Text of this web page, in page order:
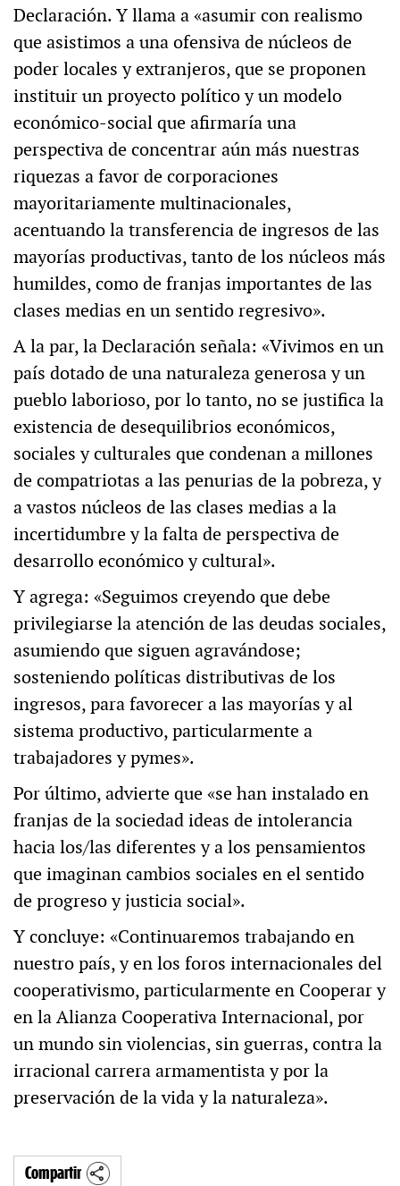
Declaración. Y llama a «asumir con realismo
que asistimos a una ofensiva de núcleos de
poder locales y extranjeros, que se proponen
instituir un proyecto político y un modelo
económico-social que afirmaría una
perspectiva de concentrar aún más nuestras
riquezas a favor de corporaciones
mayoritariamente multinacionales,
acentuando la transferencia de ingresos de las
mayorías productivas, tanto de los núcleos más
humildes, como de franjas importantes de las
clases medias en un sentido regresivo».
A la par, la Declaración señala: «Vivimos en un
país dotado de una naturaleza generosa y un
pueblo laborioso, por lo tanto, no se justifica la
existencia de desequilibrios económicos,
sociales y culturales que condenan a millones
de compatriotas a las penurias de la pobreza, y
a vastos núcleos de las clases medias a la
incertidumbre y la falta de perspectiva de
desarrollo económico y cultural».
Y agrega: «Seguimos creyendo que debe
privilegiarse la atención de las deudas sociales,
asumiendo que siguen agravándose;
sosteniendo políticas distributivas de los
ingresos, para favorecer a las mayorías y al
sistema productivo, particularmente a
trabajadores y pymes».
Por último, advierte que «se han instalado en
franjas de la sociedad ideas de intolerancia
hacia los/las diferentes y a los pensamientos
que imaginan cambios sociales en el sentido
de progreso y justicia social».
Y concluye: «Continuaremos trabajando en
nuestro país, y en los foros internacionales del
cooperativismo, particularmente en Cooperar y
en la Alianza Cooperativa Internacional, por
un mundo sin violencias, sin guerras, contra la
irracional carrera armamentista y por la
preservación de la vida y la naturaleza».
Compartir